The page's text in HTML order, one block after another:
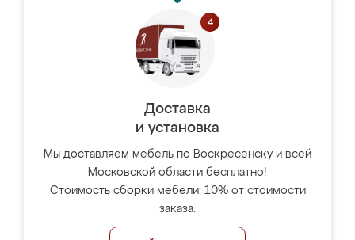
Доставка
и установка
Мы доставляем мебель по Воскресенску и всей
Московской области бесплатно!
Стоимость сборки мебели: 10% от стоимости
заказа.